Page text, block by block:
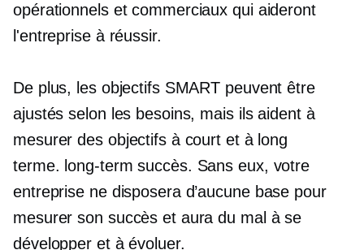
opérationnels et commerciaux qui aideront
l'entreprise à réussir.
De plus, les objectifs SMART peuvent être
ajustés selon les besoins, mais ils aident à
mesurer des objectifs à court et à long
terme. long-term succès. Sans eux, votre
entreprise ne disposera d’aucune base pour
mesurer son succès et aura du mal à se
développer et à évoluer.